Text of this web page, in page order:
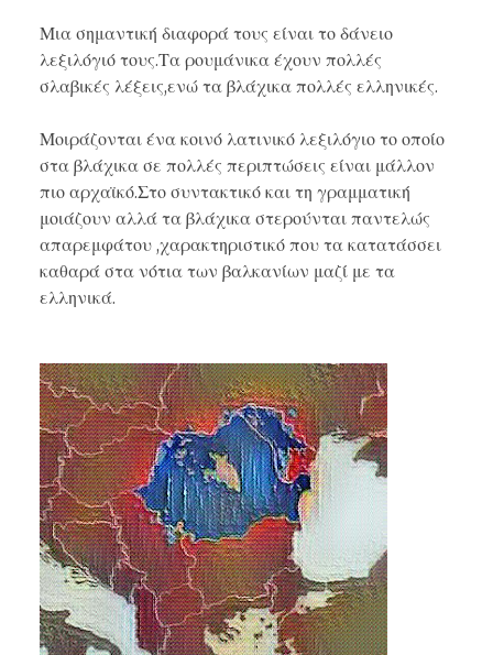
Μια σημαντική διαφορά τους είναι το δάνειο
λεξιλόγιό τους.Τα ρουμάνικα έχουν πολλές
σλαβικές λέξεις,ενώ τα βλάχικα πολλές ελληνικές.
Μοιράζονται ένα κοινό λατινικό λεξιλόγιο το οποίο
στα βλάχικα σε πολλές περιπτώσεις είναι μάλλον
πιο αρχαϊκό.Στο συντακτικό και τη γραμματική
μοιάζουν αλλά τα βλάχικα στερούνται παντελώς
απαρεμφάτου ,χαρακτηριστικό που τα κατατάσσει
καθαρά στα νότια των βαλκανίων μαζί με τα
ελληνικά.